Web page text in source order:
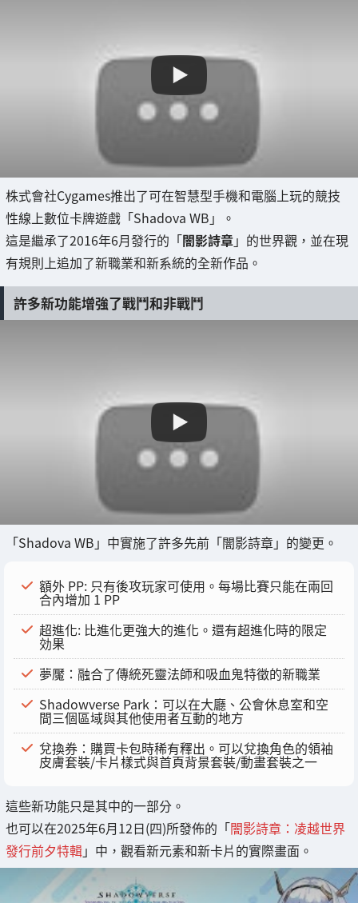
株式會社Cygames推出了可在智慧型手機和電腦上玩的競技
性線上數位卡牌遊戲「Shadova WB」。
這是繼承了2016年6月發行的「闇影詩章」的世界觀，並在現
有規則上追加了新職業和新系統的全新作品。
許多新功能增強了戰鬥和非戰鬥
「Shadova WB」中實施了許多先前「闇影詩章」的變更。
額外 PP: 只有後攻玩家可使用。每場比賽只能在兩回
合內增加 1 PP
超進化: 比進化更強大的進化。還有超進化時的限定
効果
夢魘：融合了傳統死靈法師和吸血鬼特徵的新職業
Shadowverse Park：可以在大廳、公會休息室和空
間三個區域與其他使用者互動的地方
兌換券：購買卡包時稀有釋出。可以兌換角色的領袖
皮膚套裝/卡片樣式與首頁背景套裝/動畫套裝之一
這些新功能只是其中的一部分。
也可以在2025年6月12日(四)所發佈的「闇影詩章：凌越世界
發行前夕特輯」中，觀看新元素和新卡片的實際畫面。